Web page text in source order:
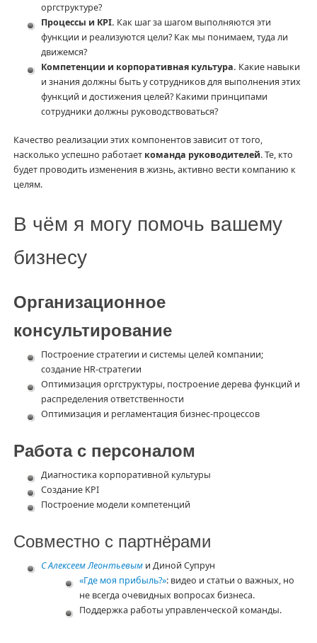
оргструктуре?
Процессы и KPI. Как шаг за шагом выполняются эти
функции и реализуются цели? Как мы понимаем, туда ли
движемся?
Компетенции и корпоративная культура. Какие навыки
и знания должны быть у сотрудников для выполнения этих
функций и достижения целей? Какими принципами
сотрудники должны руководствоваться?
Качество реализации этих компонентов зависит от того,
насколько успешно работает команда руководителей. Те, кто
будет проводить изменения в жизнь, активно вести компанию к
целям.
В чём я могу помочь вашему
бизнесу
Организационное
консультирование
Построение стратегии и системы целей компании;
создание HR-стратегии
Оптимизация оргструктуры, построение дерева функций и
распределения ответственности
Оптимизация и регламентация бизнес-процессов
Работа с персоналом
Диагностика корпоративной культуры
Создание KPI
Построение модели компетенций
Совместно с партнёрами
С Алексеем Леонтьевыми Диной Супрун
«Где моя прибыль?»: видео и статьи о важных, но
не всегда очевидных вопросах бизнеса.
Поддержка работы управленческой команды.